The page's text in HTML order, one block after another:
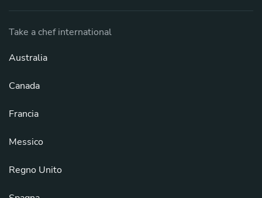
Take a chef international
Australia
Canada
Francia
Messico
Regno Unito